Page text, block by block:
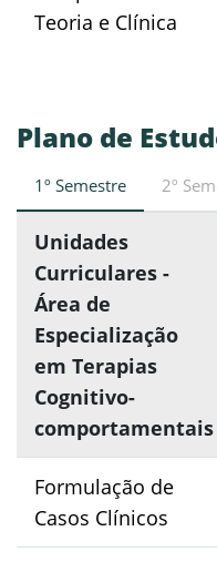
Teoria e Clínica
Plano de
1º Semestre 2º
Unidades
Curriculares -
Área de
Especialização
em Terapias
Cognitivo-
comportamentais
Formulação de
Casos Clínicos